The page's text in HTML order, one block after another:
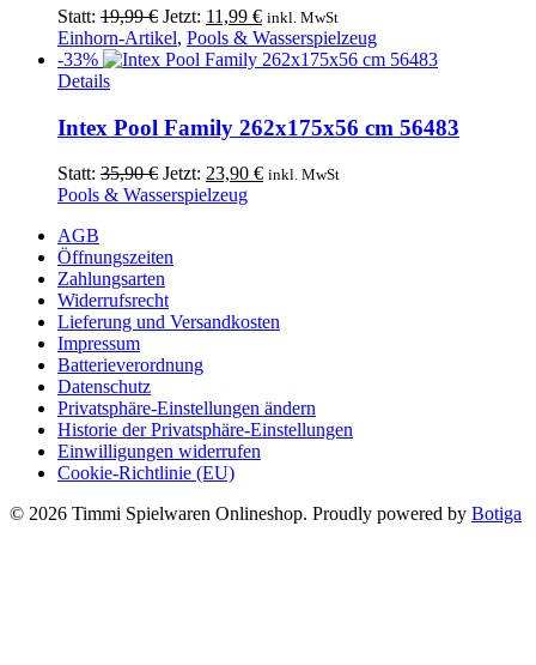
Statt: 19,99€ Ursprünglicher
Preis
war:
Jetzt: 11,99 €Aktueller
Preis
ist:
inkl. MwSt
Einhorn-Artikel, Pools & Wasserspielzeug
-33%
Details
Intex Pool Family 262x175x56 cm 56483
Statt: 35,90€ Ursprünglicher
Preis
Jetzt: 23,90 €Aktueller
inkl. MwSt
Pools & Wasserspielzeug
AGB
Öffnungszeiten
Zahlungsarten
Widerrufsrecht
Lieferung und Versandkosten
Impressum
Batterieverordnung
Datenschutz
Privatsphäre-Einstellungen ändern
Historie der Privatsphäre-Einstellungen
Einwilligungen widerrufen
Cookie-Richtlinie (EU)
© 2026 Timmi Spielwaren Onlineshop. Proudly powered by Botiga